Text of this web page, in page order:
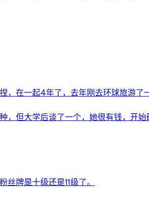
，在一起4年了，去年刚去环球旅游了
，但大学后谈了一个，她很有钱，开
牌是十级还是11级了。